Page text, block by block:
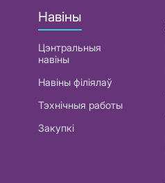
Навіны
Цэнтральныя
навіны
Навіны філіялаў
Тэхнічныя работы
Закупкі